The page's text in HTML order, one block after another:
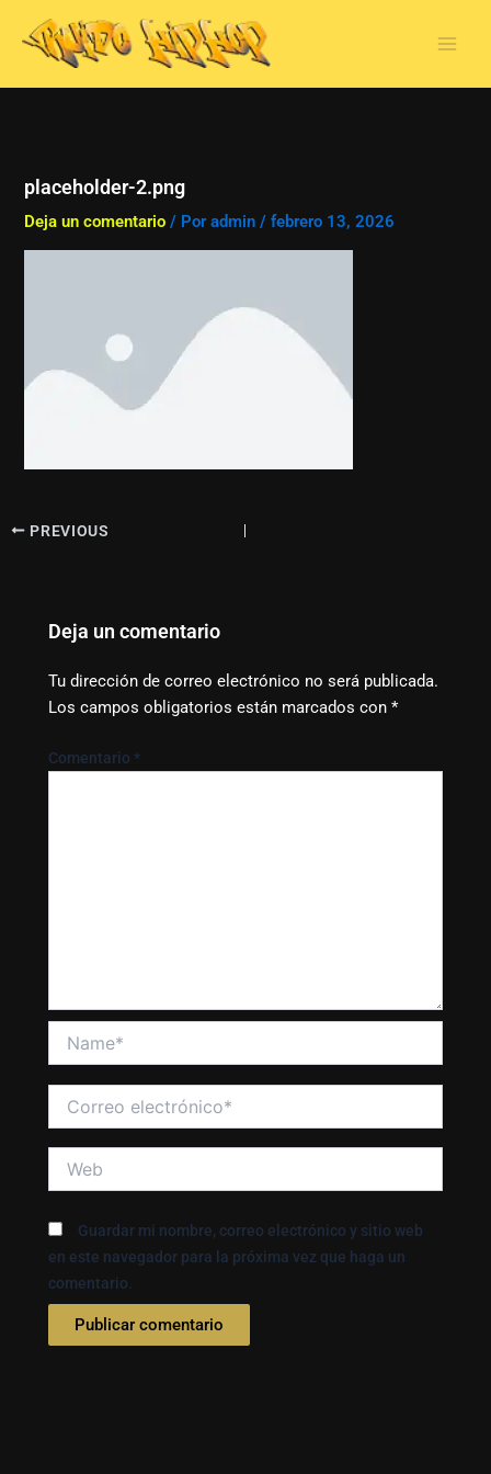
contenido
placeholder-2.png
Deja un comentario / Poradmin/febrero 13, 2026
PREVIOUS
Deja un comentario
Tu dirección de correo electrónico no será publicada.
Los campos obligatorios están marcados con*
Comentario*
electrónico*
Guardar mi nombre, correo electrónico y sitio web
en este navegador para la próxima vez que haga un
comentario.